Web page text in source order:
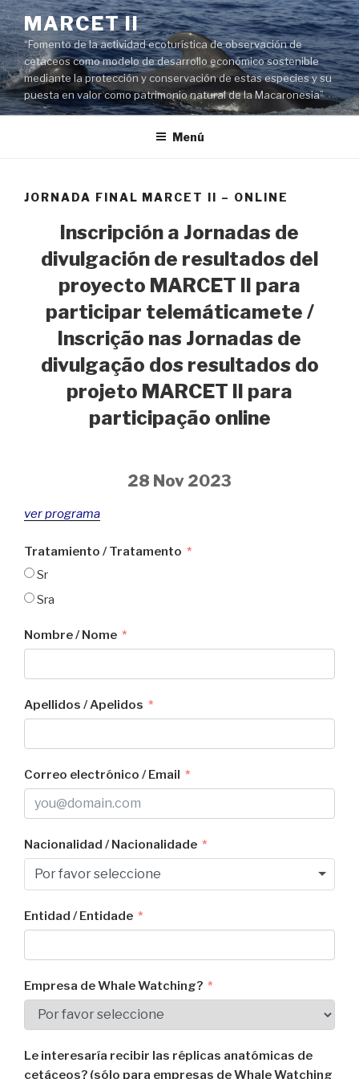
Saltar
al
contenido
MARCET II
“Fomento de la actividad ecoturística de observación de
cetáceos como modelo de desarrollo económico sostenible
mediante la protección y conservación de estas especies y su
puesta en valor como patrimonio natural de la Macaronesia”
Menú
JORNADA FINAL MARCET II – ONLINE
Inscripción a Jornadas de
divulgación de resultados del
proyecto MARCET II para
participar telemáticamete /
Inscrição nas Jornadas de
divulgação dos resultados do
projeto MARCET II para
participação online
28 Nov 2023
ver programa
Tratamiento / Tratamento
Sr
Sra
Nombre / Nome
Apellidos / Apelidos
Correo electrónico / Email
Nacionalidad / Nacionalidade
Por favor seleccione
Entidad / Entidade
Empresa de Whale Watching?
Le interesaría recibir las réplicas anatómicas de
cetáceos? (sólo para empresas de Whale Watching